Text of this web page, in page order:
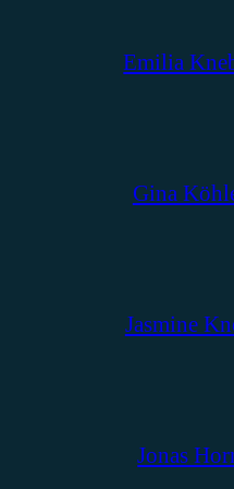
Emilia
Gina
Jasmine
Jonas